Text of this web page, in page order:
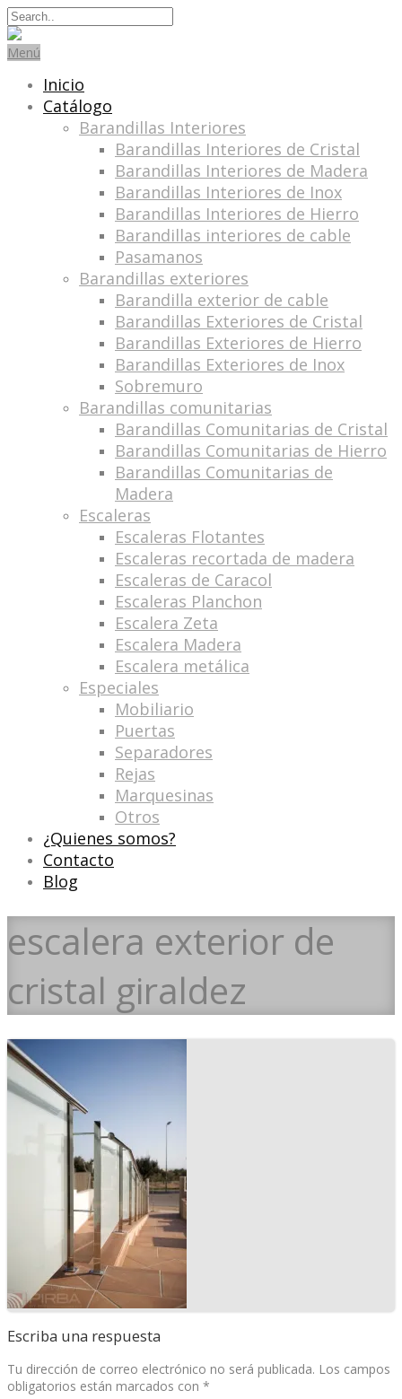
Search
for:
Menú
Inicio
Catálogo
Barandillas Interiores
Barandillas Interiores de Cristal
Barandillas Interiores de Madera
Barandillas Interiores de Inox
Barandillas Interiores de Hierro
Barandillas interiores de cable
Pasamanos
Barandillas exteriores
Barandilla exterior de cable
Barandillas Exteriores de Cristal
Barandillas Exteriores de Hierro
Barandillas Exteriores de Inox
Sobremuro
Barandillas comunitarias
Barandillas Comunitarias de Cristal
Barandillas Comunitarias de Hierro
Barandillas Comunitarias de
Madera
Escaleras
Escaleras Flotantes
Escaleras recortada de madera
Escaleras de Caracol
Escaleras Planchon
Escalera Zeta
Escalera Madera
Escalera metálica
Especiales
Mobiliario
Puertas
Separadores
Rejas
Marquesinas
Otros
¿Quienes somos?
Contacto
Blog
escalera exterior de
cristal giraldez
Escriba una respuesta
Tu dirección de correo electrónico no será publicada. Los campos
obligatorios están marcados con *